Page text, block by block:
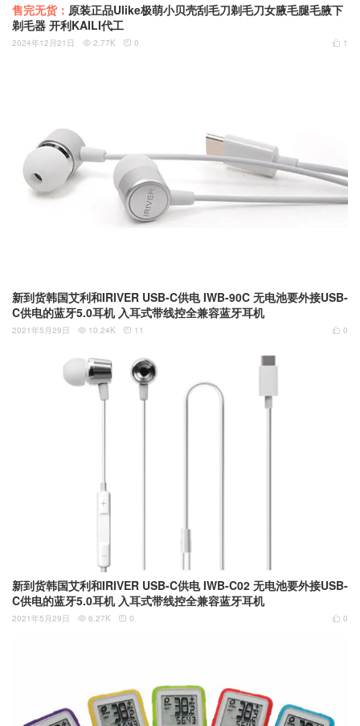
售完无货： 原装正品Ulike极萌小贝壳刮毛刀剃毛刀女腋毛腿毛腋下
剃毛器 开利KAILI代工
 1
2024年12月21日  2.77K  0
新到货韩国艾利和IRIVER USB-C供电 IWB-90C 无电池要外接USB-
C供电的蓝牙5.0耳机 入耳式带线控全兼容蓝牙耳机
 0
2021年5月29日  10.24K  11
新到货韩国艾利和IRIVER USB-C供电 IWB-C02 无电池要外接USB-
C供电的蓝牙5.0耳机 入耳式带线控全兼容蓝牙耳机
 0
2021年5月29日  6.27K  0